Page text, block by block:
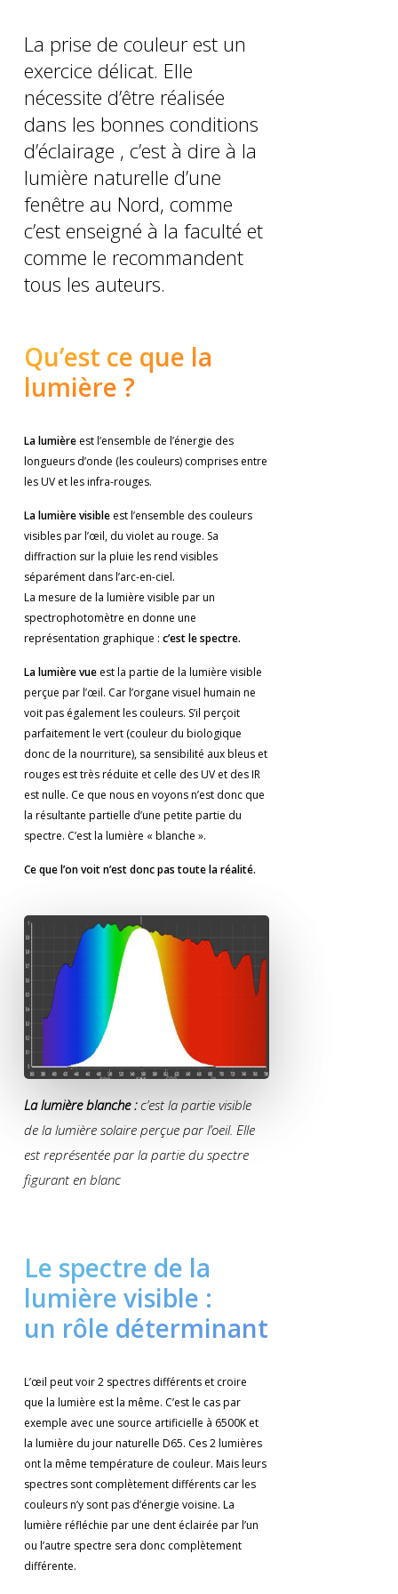
La prise de couleur est un
exercice délicat. Elle
nécessite d’être réalisée
dans les bonnes conditions
d’éclairage , c’est à dire à la
lumière naturelle d’une
fenêtre au Nord, comme
c’est enseigné à la faculté et
comme le recommandent
tous les auteurs.
Qu’est ce que la
lumière ?
La lumièreest l’ensemble de l’énergie des
longueurs d’onde (les couleurs) comprises entre
les UV et les infra-rouges.
La lumière visibleest l’ensemble des couleurs
visibles par l’œil, du violet au rouge. Sa
diffraction sur la pluie les rend visibles
séparément dans l’arc-en-ciel.
La mesure de la lumière visible par un
spectrophotomètre en donne une
représentation graphique : c’est le spectre.
La lumière vueest la partie de la lumière visible
perçue par l’œil. Car l’organe visuel humain ne
voit pas également les couleurs. S’il perçoit
parfaitement le vert (couleur du biologique
donc de la nourriture), sa sensibilité aux bleus et
rouges est très réduite et celle des UV et des IR
est nulle. Ce que nous en voyons n’est donc que
la résultante partielle d’une petite partie du
spectre. C’est la lumière « blanche ».
Ce que l’on voit n’est donc pas toute la réalité.
La lumière blanche :c’est la partie visible
de la lumière solaire perçue par l’oeil. Elle
est représentée par la partie du spectre
figurant en blanc
Le spectre de la
lumière visible :
un rôle déterminant
L’œil peut voir 2 spectres différents et croire
que la lumière est la même. C’est le cas par
exemple avec une source artificielle à 6500K et
la lumière du jour naturelle D65. Ces 2 lumières
ont la même température de couleur. Mais leurs
spectres sont complètement différents car les
couleurs n’y sont pas d’énergie voisine. La
lumière réfléchie par une dent éclairée par l’un
ou l’autre spectre sera donc complètement
différente.